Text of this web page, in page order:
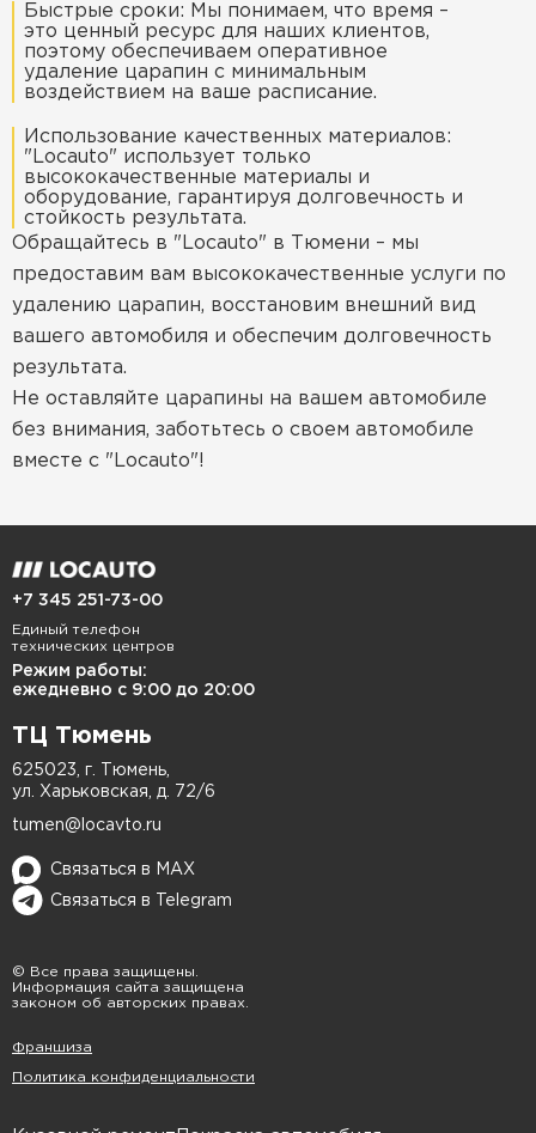
Быстрые сроки: Мы понимаем, что время –
это ценный ресурс для наших клиентов,
поэтому обеспечиваем оперативное
удаление царапин с минимальным
воздействием на ваше расписание.
Использование качественных материалов:
"Locauto" использует только
высококачественные материалы и
оборудование, гарантируя долговечность и
стойкость результата.
Обращайтесь в "Locauto" в Тюмени – мы
предоставим вам высококачественные услуги по
удалению царапин, восстановим внешний вид
вашего автомобиля и обеспечим долговечность
результата.
Не оставляйте царапины на вашем автомобиле
без внимания, заботьтесь о своем автомобиле
вместе с "Locauto"!
+7 345 251-73-00
Единый телефон
технических центров
Режим работы:
ежедневно с 9:00 до 20:00
ТЦ Тюмень
625023, г. Тюмень,
ул. Харьковская, д. 72/6
tumen@locavto.ru
Связаться в MAX
Связаться в Telegram
© Все права защищены.
Информация сайта защищена
законом об авторских правах.
Франшиза
Политика конфиденциальности